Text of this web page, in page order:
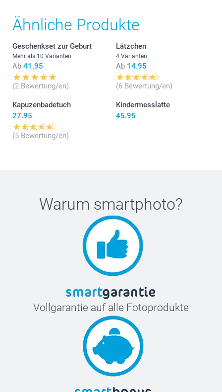
Masse: 12 cm (Höhe) x 6 cm (Durchmesser)
hier
Ähnliche Produkte
Geschenkset zur Geburt
Mehr als 10 Varianten
Ab 41.95
(2 Bewertung/en)
Lätzchen
4 Varianten
Ab 14.95
(6 Bewertung/en)
Kapuzenbadetuch
27.95
(5 Bewertung/en)
Kindermesslatte
45.95
Warum smartphoto?
Vollgarantie auf alle Fotoprodukte